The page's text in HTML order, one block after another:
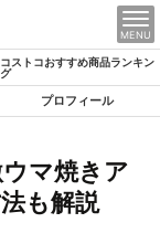
MENU
コストコおすすめ商品ランキン
グ
プロフィール
マ焼きア
も解説